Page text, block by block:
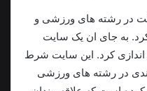
در رشته های ورزشی و
به جای ان یک سایت
اندازی کرد. این سایت شرط
در رشته های ورزشی